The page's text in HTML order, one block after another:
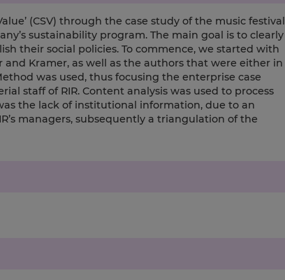
(CSV) through the case study of the music festival
sustainability program. The main goal is to clearly
their social policies. To commence, we started with
Kramer, as well as the authors that were either in
was used, thus focusing the enterprise case
staff of RIR. Content analysis was used to process
the lack of institutional information, due to an
managers, subsequently a triangulation of the